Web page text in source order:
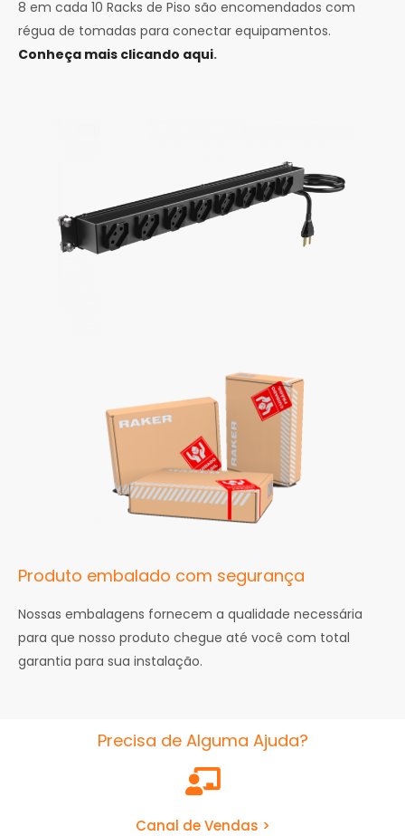
8 em cada 10 Racks de Piso são encomendados com
régua de tomadas para conectar equipamentos.
Conheça mais clicando aqui.
Produto embalado com segurança
Nossas embalagens fornecem a qualidade necessária
para que nosso produto chegue até você com total
garantia para sua instalação.
Precisa de Alguma Ajuda?
Canal de Vendas >